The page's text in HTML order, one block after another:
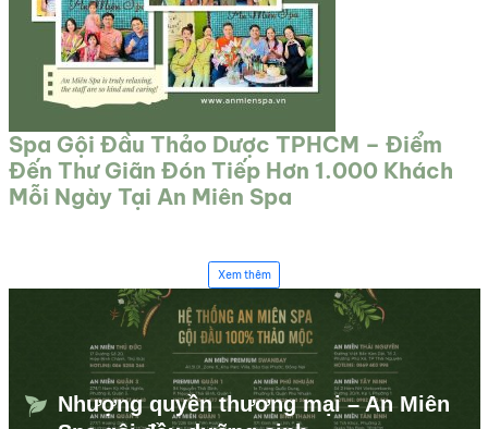
Spa Gội Đầu Thảo Dược TPHCM – Điểm
Đến Thư Giãn Đón Tiếp Hơn 1.000 Khách
Mỗi Ngày Tại An Miên Spa
Xem thêm
Nhượng quyền thương mại – An Miên